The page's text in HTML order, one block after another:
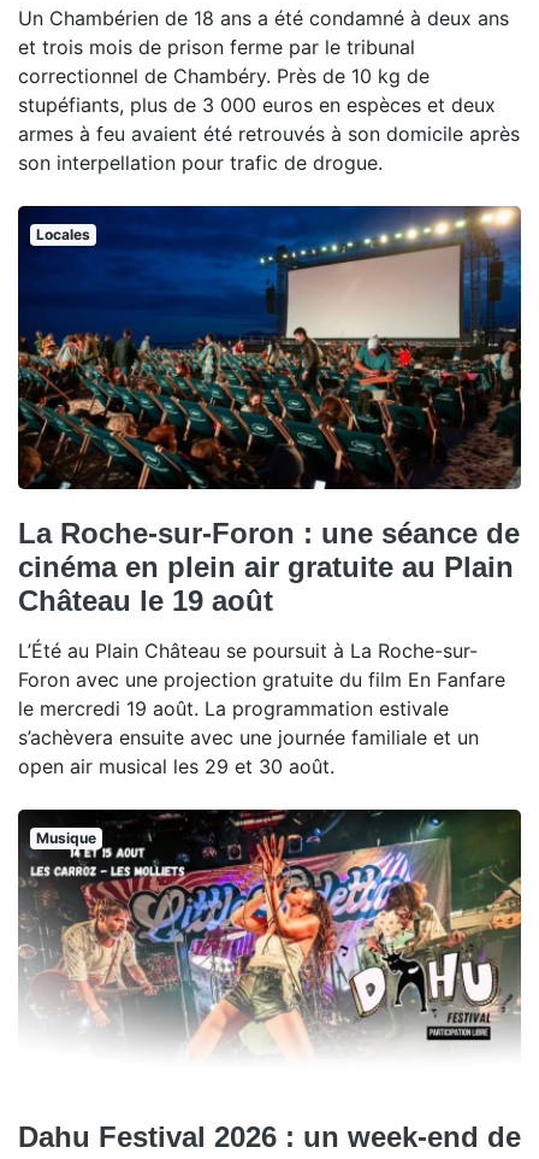
Un Chambérien de 18 ans a été condamné à deux ans
et trois mois de prison ferme par le tribunal
correctionnel de Chambéry. Près de 10 kg de
stupéfiants, plus de 3 000 euros en espèces et deux
armes à feu avaient été retrouvés à son domicile après
son interpellation pour trafic de drogue.
Locales
La Roche-sur-Foron : une séance de
cinéma en plein air gratuite au Plain
Château le 19 août
L’Été au Plain Château se poursuit à La Roche-sur-
Foron avec une projection gratuite du film En Fanfare
le mercredi 19 août. La programmation estivale
s’achèvera ensuite avec une journée familiale et un
open air musical les 29 et 30 août.
Musique
Dahu Festival 2026 : un week-end de